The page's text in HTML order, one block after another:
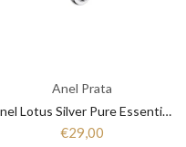
Anel Prata
Anel Lotus Silver Pure Essential LP3443-3/1 Mulher Prata
€29,00